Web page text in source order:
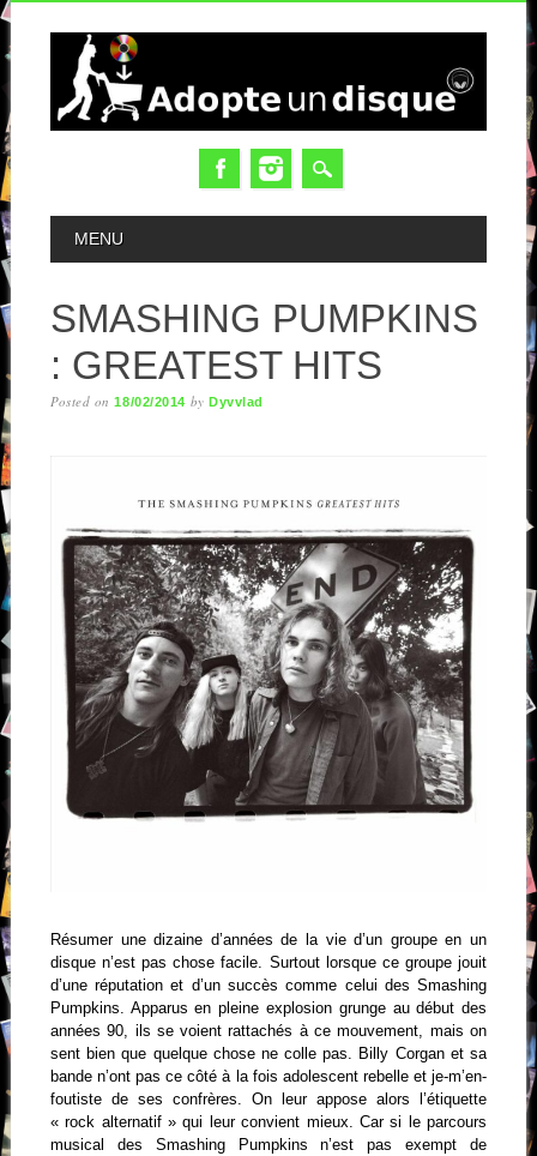
MAIN MENU
MENU
SMASHING PUMPKINS
: GREATEST HITS
Posted on18/02/2014 byDyvvlad
Résumer une dizaine d’années de la vie d’un groupe en un
disque n’est pas chose facile. Surtout lorsque ce groupe jouit
d’une réputation et d’un succès comme celui des Smashing
Pumpkins. Apparus en pleine explosion grunge au début des
années 90, ils se voient rattachés à ce mouvement, mais on
sent bien que quelque chose ne colle pas. Billy Corgan et sa
bande n’ont pas ce côté à la fois adolescent rebelle et je-m’en-
foutiste de ses confrères. On leur appose alors l’étiquette
« rock alternatif » qui leur convient mieux. Car si le parcours
musical des Smashing Pumpkins n’est pas exempt de